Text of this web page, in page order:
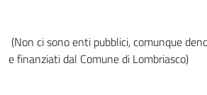
(Non ci sono enti pubblici, comunque
e finanziati dal Comune di Lombriasco)